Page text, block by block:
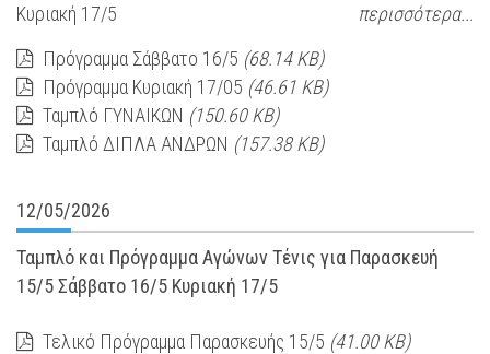
Κυριακή 17/5
περισσότερα...
Πρόγραμμα Σάββατο 16/5 (68.14 KB)
Πρόγραμμα Κυριακή 17/05 (46.61 KB)
Ταμπλό ΓΥΝΑΙΚΩΝ (150.60 KB)
Ταμπλό ΔΙΠΛΑ ΑΝΔΡΩΝ (157.38 KB)
12/05/2026
Ταμπλό και Πρόγραμμα Αγώνων Τένις για Παρασκευή
15/5 Σάββατο 16/5 Κυριακή 17/5
Τελικό Πρόγραμμα Παρασκευής 15/5 (41.00 KB)